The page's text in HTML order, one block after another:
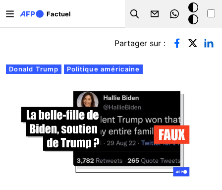
Factuel
Search
Mode
sombre
Onglets principaux
Donald Trump Politique américaine
Partager sur :